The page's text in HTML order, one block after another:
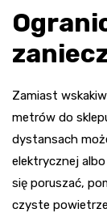
Zamiast
metrów do
dystansach
elektrycznej
się poruszać,
czyste